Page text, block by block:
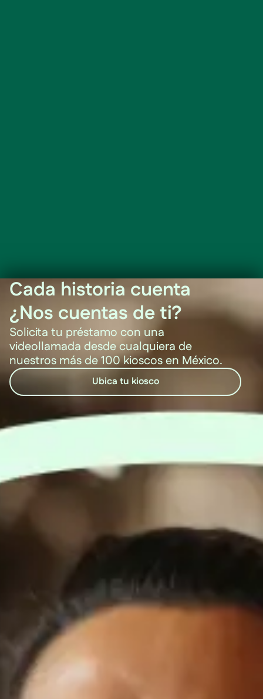
Cada historia cuenta
¿Nos cuentas de ti?
Solicita tu préstamo con una
videollamada desde cualquiera de
nuestros más de 100 kioscos en México.
Ubica tu kiosco